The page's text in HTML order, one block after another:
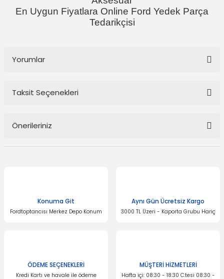
En Uygun Fiyatlara Online Ford Yedek Parça
Tedarikçisi
Yorumlar
Taksit Seçenekleri
Önerileriniz
Ürün resmi kalitesiz, bozuk veya görüntülenemiyor.
Bu ürüne benzer farklı alternatifler olmalı.
Konuma Git
Fordtoptancısı Merkez Depo Konum
Aynı Gün Ücretsiz Kargo
3000 TL Üzeri - Kaporta Grubu Hariç
ÖDEME SEÇENEKLERİ
Kredi Kartı ve havale ile ödeme
MÜŞTERİ HİZMETLERİ
Hafta içi: 08:30 - 18:30 C.tesi 08:30 -